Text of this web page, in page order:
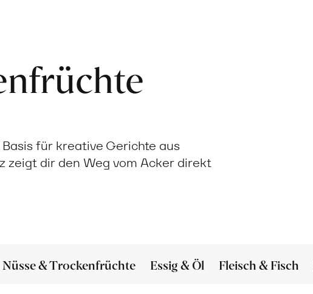
für kreative Gerichte aus
zeigt dir den Weg vom Acker direkt
Nüsse & Trockenfrüchte Essig & Öl Fleisch & Fisch